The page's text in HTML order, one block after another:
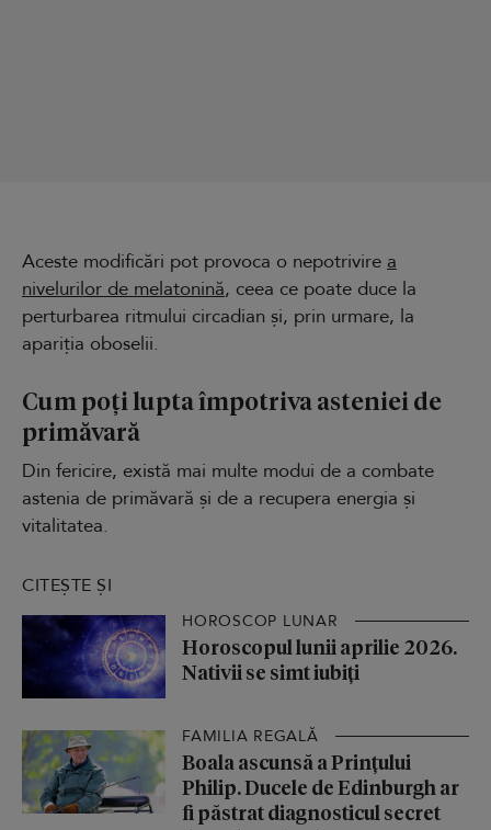
Aceste modificări pot provoca o nepotrivire a
nivelurilor de melatonină, ceea ce poate duce la
perturbarea ritmului circadian și, prin urmare, la
apariția oboselii.
Cum poți lupta împotriva asteniei de
primăvară
Din fericire, există mai multe modui de a combate
astenia de primăvară și de a recupera energia și
vitalitatea.
CITEȘTE ȘI
HOROSCOP LUNAR
Horoscopul lunii aprilie 2026.
Nativii se simt iubiți
FAMILIA REGALĂ
Boala ascunsă a Prințului
Philip. Ducele de Edinburgh ar
fi păstrat diagnosticul secret